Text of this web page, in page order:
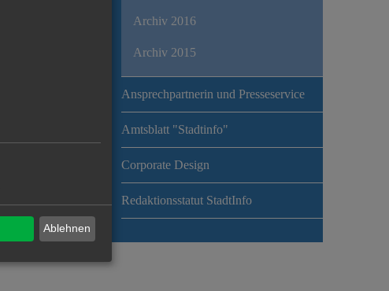
Archiv 2016
Archiv 2015
Ansprechpartnerin und Presseservice
Amtsblatt "Stadtinfo"
Corporate Design
Redaktionsstatut StadtInfo
Ablehnen